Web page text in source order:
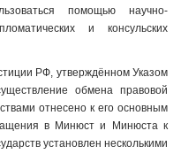
помощью научно-
и консульских
РФ, утверждённом Указом
обмена правовой
отнесено к его основным
в Минюст и Минюста к
установлен несколькими